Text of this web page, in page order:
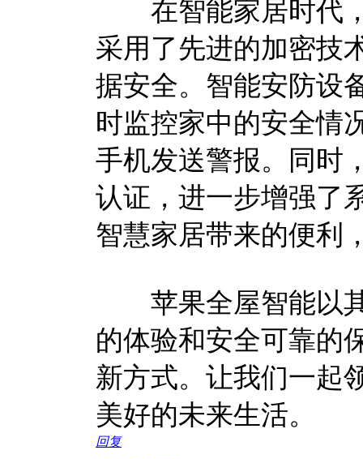
在智能家居时代，
采用了先进的加密技
据安全。智能安防设
时监控家中的安全情
手机发送警报。同时
认证，进一步增强了
智慧家居带来的便利
苹果全屋智能以其
的体验和安全可靠的
新方式。让我们一起
美好的未来生活。
回复